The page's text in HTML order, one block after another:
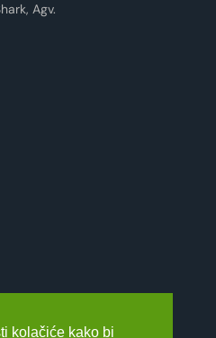
Agv.
kolačiće kako bi